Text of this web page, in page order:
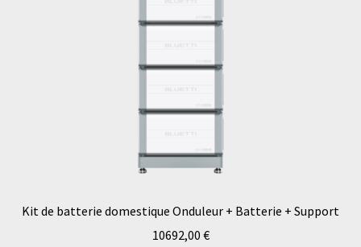
Kit de batterie domestique Onduleur + Batterie + Support
10692,00 €